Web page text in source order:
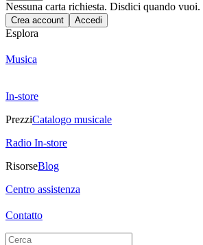
Nessuna carta richiesta. Disdici quando vuoi.
Crea account Accedi
Esplora
Musica
In-store
PrezziCatalogo musicale
Radio In-store
RisorseBlog
Centro assistenza
Contatto